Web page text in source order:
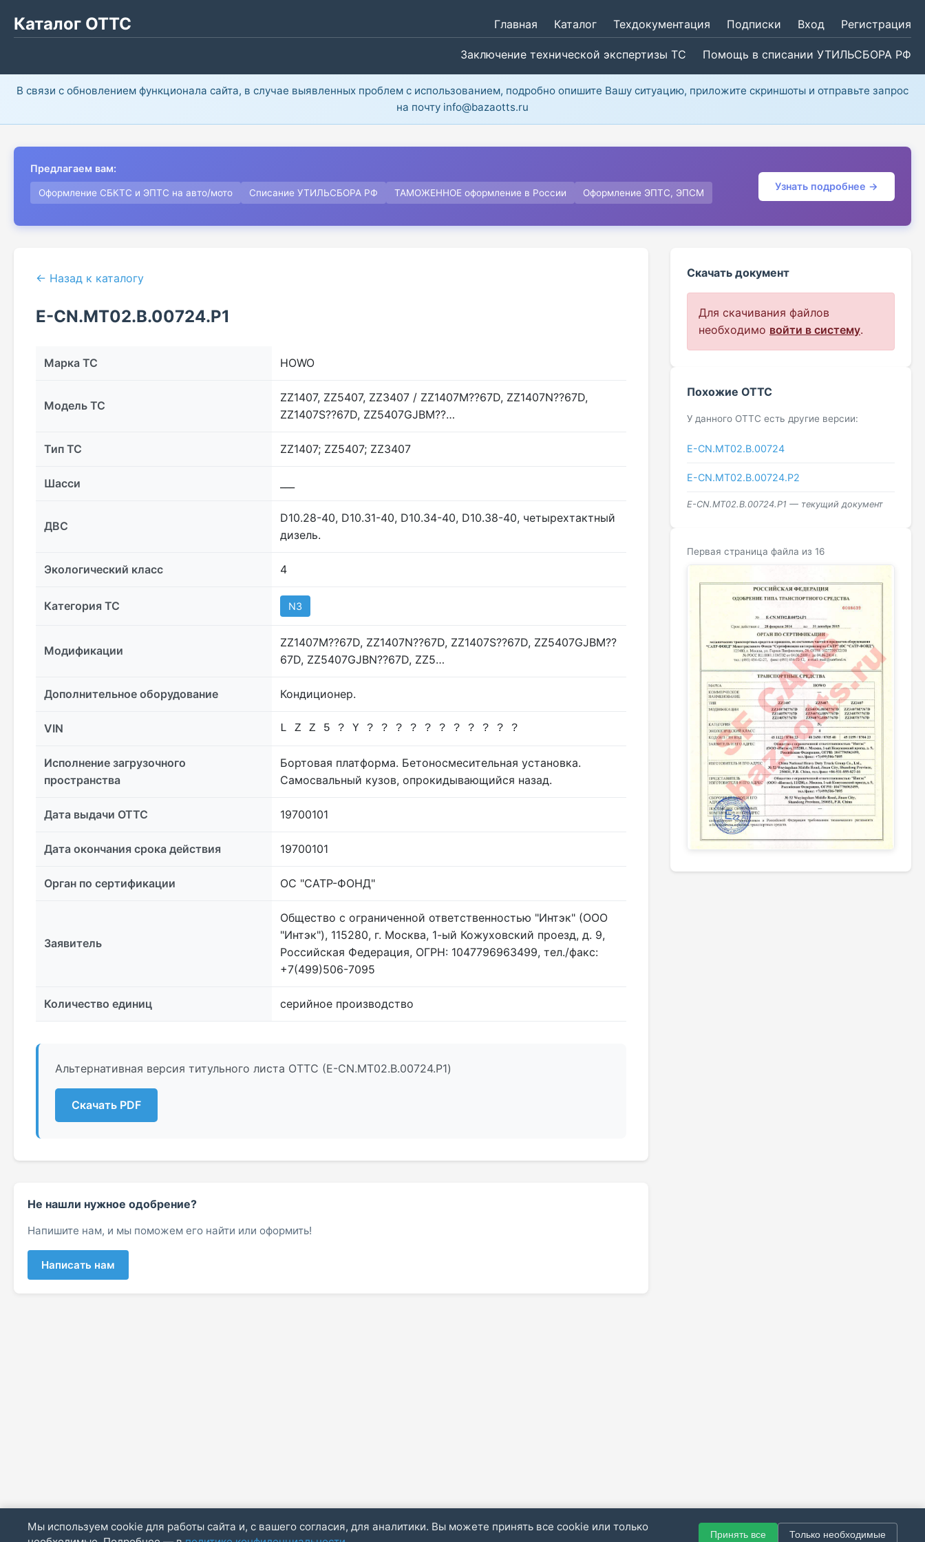
Каталог ОТТС Главная Каталог Техдокументация Подписки Вход Регистрация
Заключение технической экспертизы ТС Помощь в списании УТИЛЬСБОРА РФ
В связи с обновлением функционала сайта, в случае выявленных проблем с использованием, подробно опишите Вашу ситуацию, приложите скриншоты и отправьте запрос
на почту info@bazaotts.ru
Предлагаем вам:
Оформление СБКТС и ЭПТС на авто/мото Списание УТИЛЬСБОРА РФ ТАМОЖЕННОЕ оформление в России Оформление ЭПТС, ЭПСМ
Узнать подробнее →
← Назад к каталогу
E-CN.МТ02.B.00724.P1
Марка ТС HOWO
Модель ТС
ZZ1407, ZZ5407, ZZ3407 / ZZ1407M??67D, ZZ1407N??67D,
ZZ1407S??67D, ZZ5407GJBM??…
Тип ТС ZZ1407; ZZ5407; ZZ3407
Шасси
ДВС
D10.28-40, D10.31-40, D10.34-40, D10.38-40, четырехтактный
дизель.
Экологический класс 4
Категория ТС N3
Модификации
ZZ1407M??67D, ZZ1407N??67D, ZZ1407S??67D, ZZ5407GJBM??
67D, ZZ5407GJBN??67D, ZZ5…
Дополнительное оборудование Кондиционер.
VIN L Z Z 5 ? Y ? ? ? ? ? ? ? ? ? ? ?
Исполнение загрузочного
пространства
Бортовая платформа. Бетоносмесительная установка.
Самосвальный кузов, опрокидывающийся назад.
Дата выдачи ОТТС 19700101
Дата окончания срока действия 19700101
Орган по сертификации ОС "САТР-ФОНД"
Заявитель
Общество с ограниченной ответственностью "Интэк" (ООО
"Интэк"), 115280, г. Москва, 1-ый Кожуховский проезд, д. 9,
Российская Федерация, ОГРН: 1047796963499, тел./факс:
+7(499)506-7095
Количество единиц серийное производство
Альтернативная версия титульного листа ОТТС (E-CN.МТ02.B.00724.P1)
Скачать PDF
Скачать документ
Для скачивания файлов
необходимо войти в систему.
Похожие ОТТС
У данного ОТТС есть другие версии:
E-CN.МТ02.B.00724
E-CN.МТ02.B.00724.Р2
E-CN.МТ02.B.00724.P1 — текущий документ
Первая страница файла из 16
Не нашли нужное одобрение?
Напишите нам, и мы поможем его найти или оформить!
Написать нам
Мы используем cookie для работы сайта и, с вашего согласия, для аналитики. Вы можете принять все cookie или только
Принять все Только необходимые